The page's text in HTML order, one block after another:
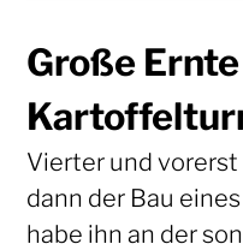
Große
Vierter und
dann der Bau
habe ihn an der